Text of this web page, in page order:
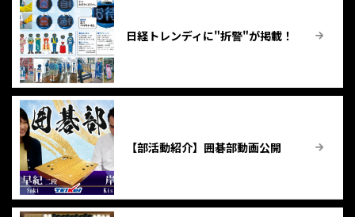
日経トレンディに"折警"が掲載！
【部活動紹介】囲碁部動画公開